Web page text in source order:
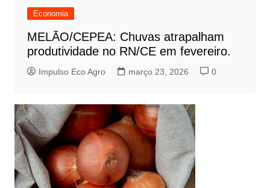
Economia
MELÃO/CEPEA: Chuvas atrapalham
produtividade no RN/CE em fevereiro.
Impulso Eco Agro março 23, 2026 0